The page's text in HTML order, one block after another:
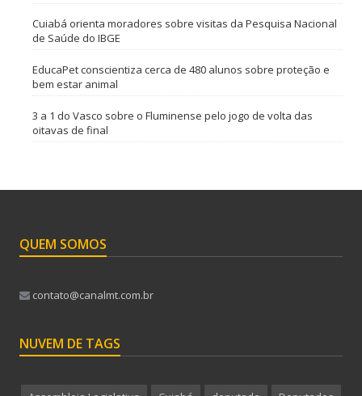
Cuiabá orienta moradores sobre visitas da Pesquisa Nacional
de Saúde do IBGE
EducaPet conscientiza cerca de 480 alunos sobre proteção e
bem estar animal
3 a 1 do Vasco sobre o Fluminense pelo jogo de volta das
oitavas de final
QUEM SOMOS
contato@canalmt.com.br
NUVEM DE TAGS